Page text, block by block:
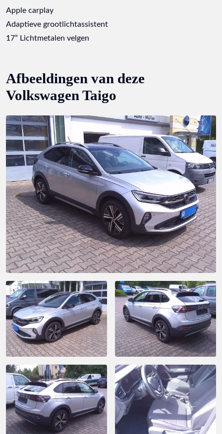
Apple carplay
Adaptieve grootlichtassistent
17” Lichtmetalen velgen
Afbeeldingen van deze
Volkswagen Taigo